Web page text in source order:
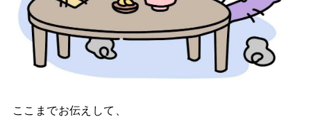
ここまでお伝えして、